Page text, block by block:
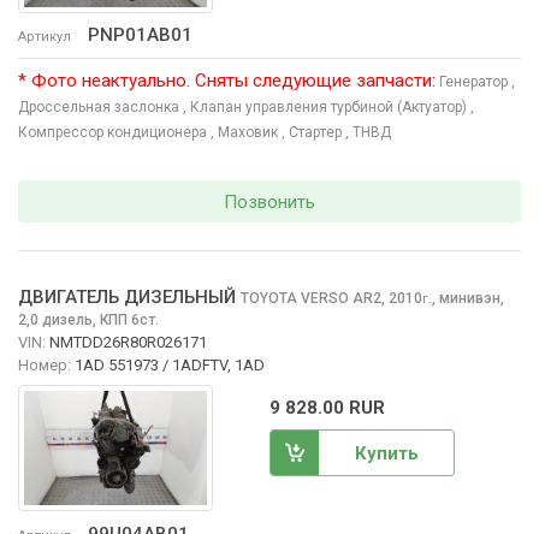
Артикул PNP01AB01
* Фото неактуально. Сняты следующие запчасти: Генератор ,
Дроссельная заслонка , Клапан управления турбиной (Актуатор) ,
Компрессор кондиционера , Маховик , Стартер , ТНВД
Позвонить
ДВИГАТЕЛЬ ДИЗЕЛЬНЫЙ TOYOTA VERSO AR2, 2010г., минивэн,
2,0 дизель, КПП 6ст.
VIN: NMTDD26R80R026171
Номер: 1AD 551973 / 1ADFTV, 1AD
9 828.00 RUR
Купить